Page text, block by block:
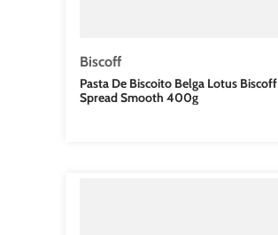
Biscoff
Pasta De Biscoito Belga Lotus Biscoff
Spread Smooth 400g